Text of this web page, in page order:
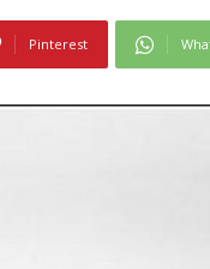
Pinterest